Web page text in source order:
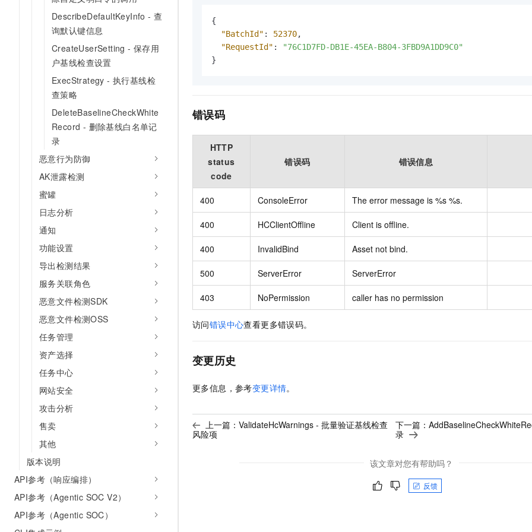
DescribeDefaultKeyInfo - 查
询默认键信息
CreateUserSetting - 保存用
户基线检查设置
ExecStrategy - 执行基线检
查策略
DeleteBaselineCheckWhite
Record - 删除基线白名单记
录
恶意行为防御
AK泄露检测
蜜罐
日志分析
通知
功能设置
导出检测结果
服务关联角色
恶意文件检测SDK
恶意文件检测OSS
任务管理
资产选择
任务中心
网站安全
攻击分析
售卖
其他
版本说明
API参考（响应编排）
API参考（Agentic SOC V2）
API参考（Agentic SOC）
{
"BatchId" : 52370,
"RequestId" :
"76C1D7FD-DB1E-45EA-B804-3FBD9A1DD9C0"
}
错误码
HTTP
status
code
错误码 错误信息
400 ConsoleError The error message is %s %s.
400 HCClientOffline Client is offline.
400 InvalidBind Asset not bind.
500 ServerError ServerError
403 NoPermission caller has no permission
访问错误中心查看更多错误码。
变更历史
更多信息，参考变更详情。
上一篇： ValidateHcWarnings - 批量验证基线检查
风险项
下一篇：
录
该文章对您有帮助吗？
反馈